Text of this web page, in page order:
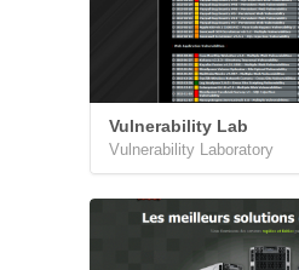
Vulnerability Lab
Vulnerability Laboratory